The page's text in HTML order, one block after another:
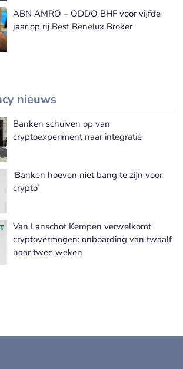
ABN AMRO – ODDO BHF voor vijfde
jaar op rij Best Benelux Broker
nieuws
Meer Cryptocurrency nieuws
Banken schuiven op van
cryptoexperiment naar integratie
‘Banken hoeven niet bang te zijn voor
crypto’
Van Lanschot Kempen verwelkomt
cryptovermogen: onboarding van twaalf
naar twee weken